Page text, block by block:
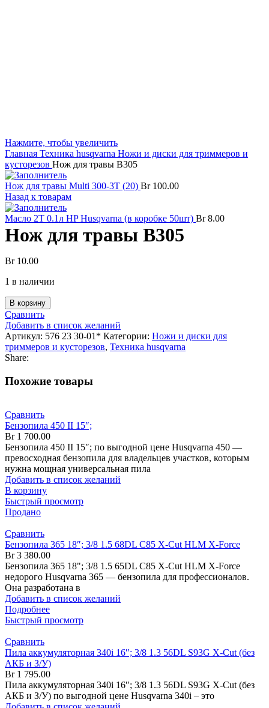
Нажмите, чтобы увеличить
Главная Техника husqvarna Ножи и диски для триммеров и
кусторезов Нож для травы В305
Нож для травы Multi 300-3T (20) Br100.00
Назад к товарам
Масло 2Т 0.1л HP Husqvarna (в коробке 50шт) Br8.00
Нож для травы В305
Br10.00
1 в наличии
В корзину
Сравнить
Добавить в список желаний
Артикул: 576 23 30-01* Категории: Ножи и диски для
триммеров и кусторезов, Техника husqvarna
Share:
Похожие товары
Сравнить
Бензопила 450 II 15″;
Br1 700.00
Бензопила 450 II 15″; по выгодной цене Husqvarna 450 —
превосходная бензопила для владельцев участков, которым
нужна мощная универсальная пила
Добавить в список желаний
В корзину
Быстрый просмотр
Продано
Сравнить
Бензопила 365 18″; 3/8 1.5 68DL C85 X-Cut HLM X-Force
Br3 380.00
Бензопила 365 18"; 3/8 1.5 65DL C85 X-Cut HLM X-Force
недорого Husqvarna 365 — бензопила для профессионалов.
Она разработана в
Добавить в список желаний
Подробнее
Быстрый просмотр
Сравнить
Пила аккумуляторная 340i 16″; 3/8 1.3 56DL S93G X-Cut (без
АКБ и З/У)
Br1 795.00
Пила аккумуляторная 340i 16″; 3/8 1.3 56DL S93G X-Cut (без
АКБ и З/У) по выгодной цене Husqvarna 340i – это